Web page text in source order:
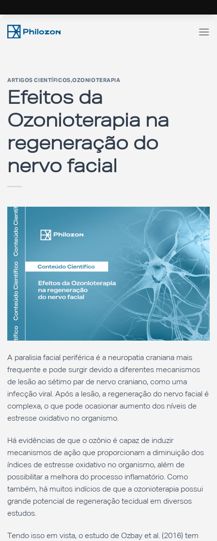
ARTIGOS CIENTÍFICOS,OZONIOTERAPIA
Efeitos da
Ozonioterapia na
regeneração do
nervo facial
A paralisia facial periférica é a neuropatia craniana mais
frequente e pode surgir devido a diferentes mecanismos
de lesão ao sétimo par de nervo craniano, como uma
infecção viral. Após a lesão, a regeneração do nervo facial é
complexa, o que pode ocasionar aumento dos níveis de
estresse oxidativo no organismo.
Há evidências de que o ozônio é capaz de induzir
mecanismos de ação que proporcionam a diminuição dos
índices de estresse oxidativo no organismo, além de
possibilitar a melhora do processo inflamatório. Como
também, há muitos indícios de que a ozonioterapia possui
grande potencial de regeneração tecidual em diversos
estudos.
Tendo isso em vista, o estudo de Ozbay et al. (2016) tem